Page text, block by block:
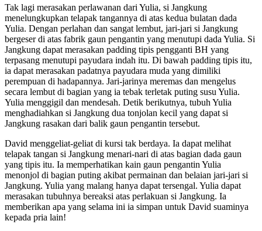
Tak lagi merasakan perlawanan dari Yulia, si Jangkung
menelungkupkan telapak tangannya di atas kedua bulatan dada
Yulia. Dengan perlahan dan sangat lembut, jari-jari si Jangkung
bergeser di atas fabrik gaun pengantin yang menutupi dada Yulia. Si
Jangkung dapat merasakan padding tipis pengganti BH yang
terpasang menutupi payudara indah itu. Di bawah padding tipis itu,
ia dapat merasakan padatnya payudara muda yang dimiliki
perempuan di hadapannya. Jari-jarinya meremas dan mengelus
secara lembut di bagian yang ia tebak terletak puting susu Yulia.
Yulia menggigil dan mendesah. Detik berikutnya, tubuh Yulia
menghadiahkan si Jangkung dua tonjolan kecil yang dapat si
Jangkung rasakan dari balik gaun pengantin tersebut.
David menggeliat-geliat di kursi tak berdaya. Ia dapat melihat
telapak tangan si Jangkung menari-nari di atas bagian dada gaun
yang tipis itu. Ia memperhatikan kain gaun pengantin Yulia
menonjol di bagian puting akibat permainan dan belaian jari-jari si
Jangkung. Yulia yang malang hanya dapat tersengal. Yulia dapat
merasakan tubuhnya bereaksi atas perlakuan si Jangkung. Ia
memberikan apa yang selama ini ia simpan untuk David suaminya
kepada pria lain!